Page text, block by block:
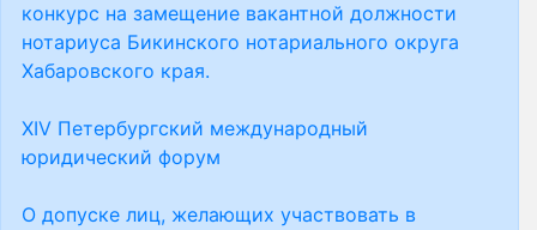
конкурс на замещение вакантной должности
нотариуса Бикинского нотариального округа
Хабаровского края.
XIV Петербургский международный
юридический форум
О допуске лиц, желающих участвовать в